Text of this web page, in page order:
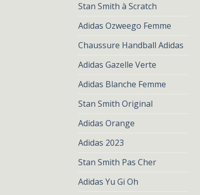
Stan Smith à Scratch
Adidas Ozweego Femme
Chaussure Handball Adidas
Adidas Gazelle Verte
Adidas Blanche Femme
Stan Smith Original
Adidas Orange
Adidas 2023
Stan Smith Pas Cher
Adidas Yu Gi Oh
zx flux